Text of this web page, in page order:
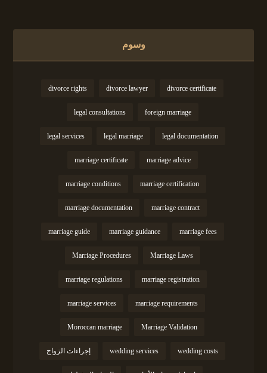
وسوم
divorce certificate
divorce lawyer
divorce rights
foreign marriage
legal consultations
legal documentation
legal marriage
legal services
marriage advice
marriage certificate
marriage certification
marriage conditions
marriage contract
marriage documentation
marriage fees
marriage guidance
marriage guide
Marriage Laws
Marriage Procedures
marriage registration
marriage regulations
marriage requirements
marriage services
Marriage Validation
Moroccan marriage
wedding costs
wedding services إجراءات الزواج